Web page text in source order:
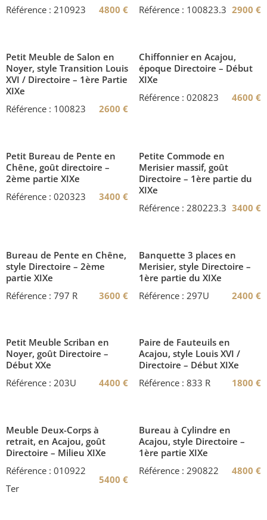
Référence : 210923
4800€
Référence : 100823.3 2900 €
Petit Meuble de Salon en
Noyer, style Transition Louis
XVI / Directoire – 1ère Partie
XIXe
Référence : 100823
2600€
Chiffonnier en Acajou,
époque Directoire – Début
XIXe
Référence : 020823
4600 €
Petit Bureau de Pente en
Chêne, goût directoire –
2ème partie XIXe
Référence : 020323
3400€
Petite Commode en
Merisier massif, goût
Directoire – 1ère partie du
XIXe
Référence : 280223.3 3400 €
Bureau de Pente en Chêne,
style Directoire – 2ème
partie XIXe
Référence : 797 R
3600€
Banquette 3 places en
Merisier, style Directoire –
1ère partie du XIXe
Référence : 297U
2400 €
Petit Meuble Scriban en
Noyer, goût Directoire –
Début XXe
Référence : 203U
4400€
Paire de Fauteuils en
Acajou, style Louis XVI /
Directoire – Début XIXe
Référence : 833 R
1800 €
Meuble Deux-Corps à
retrait, en Acajou, goût
Directoire – Milieu XIXe
Référence : 010922
Ter
5400€
Bureau à Cylindre en
Acajou, style Directoire –
1ère partie XIXe
Référence : 290822
4800 €